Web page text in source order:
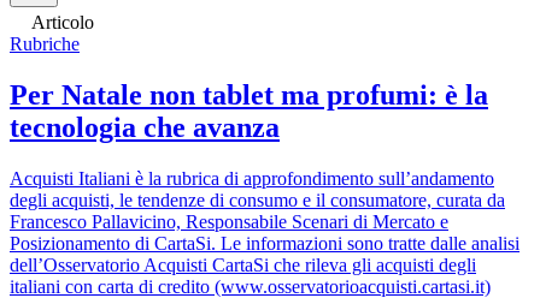
Articolo
Rubriche
Per Natale non tablet ma profumi: è la
tecnologia che avanza
Acquisti Italiani è la rubrica di approfondimento sull’andamento
degli acquisti, le tendenze di consumo e il consumatore, curata da
Francesco Pallavicino, Responsabile Scenari di Mercato e
Posizionamento di CartaSi. Le informazioni sono tratte dalle analisi
dell’Osservatorio Acquisti CartaSi che rileva gli acquisti degli
italiani con carta di credito (www.osservatorioacquisti.cartasi.it)